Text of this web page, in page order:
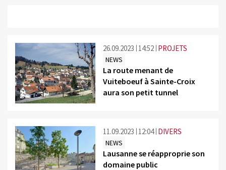
©
26.09.2023 14:52 PROJETS
NEWS
La route menant de
Vuiteboeuf à Sainte-Croix
aura son petit tunnel
11.09.2023 12:04 DIVERS
NEWS
Lausanne se réapproprie son
domaine public